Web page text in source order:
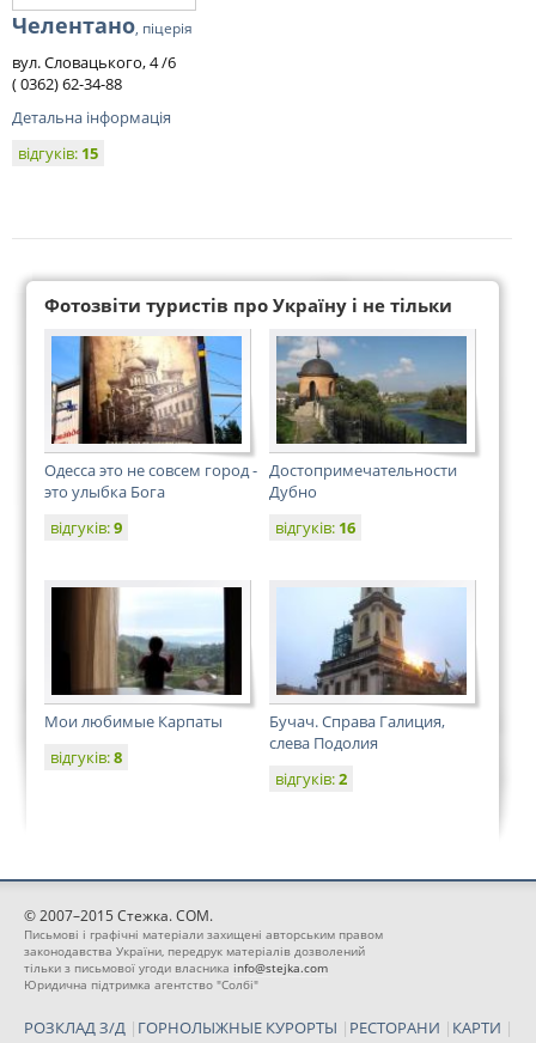
Челентано, піцерія
вул. Словацького, 4 /6
( 0362) 62-34-88
Детальна інформація
відгуків: 15
Фотозвіти туристів про Україну і не тільки
Одесса это не совсем город -
это улыбка Бога
відгуків:9
Достопримечательности
Дубно
відгуків: 16
Мои любимые Карпаты
відгуків:8
Бучач. Справа Галиция,
слева Подолия
відгуків:2
© 2007–2015 Стежка. COM.
Письмові і графічні матеріали захищені авторським правом
законодавства України, передрук матеріалів дозволений
тільки з письмової угоди власника info@stejka.com
Юридична підтримка агентство "Солбі"
РОЗКЛАД З/Д | ГОРНОЛЫЖНЫЕ КУРОРТЫ | РЕСТОРАНИ | КАРТИ |